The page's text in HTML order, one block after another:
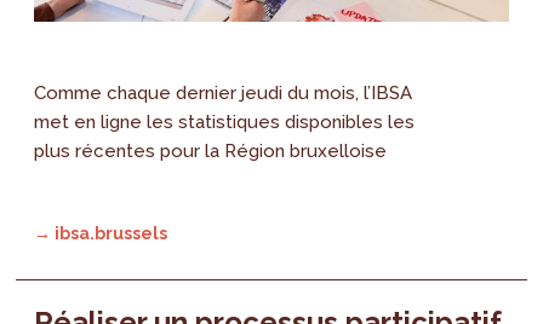
Comme chaque dernier jeudi du mois, l’IBSA
met en ligne les statistiques disponibles les
plus récentes pour la Région bruxelloise
→ ibsa.brussels